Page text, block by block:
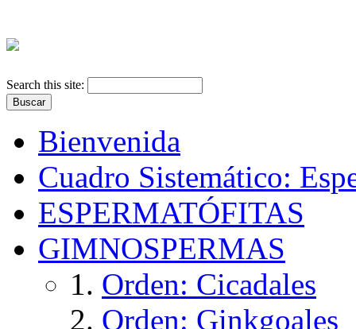
Search this site:
Bienvenida
Cuadro Sistemático:
ESPERMATÓFITAS
GIMNOSPERMAS
Orden: Cicadales
Orden: Ginkgoales